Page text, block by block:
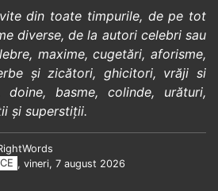
din toate timpurile, de pe tot
diverse, de la autori celebrisau
, maxime,cugetări,aforisme,
și zicători, ghicitori, vrăji si
doine, basme, colinde, urături,
și superstiții.
, vineri, 7 august 2026